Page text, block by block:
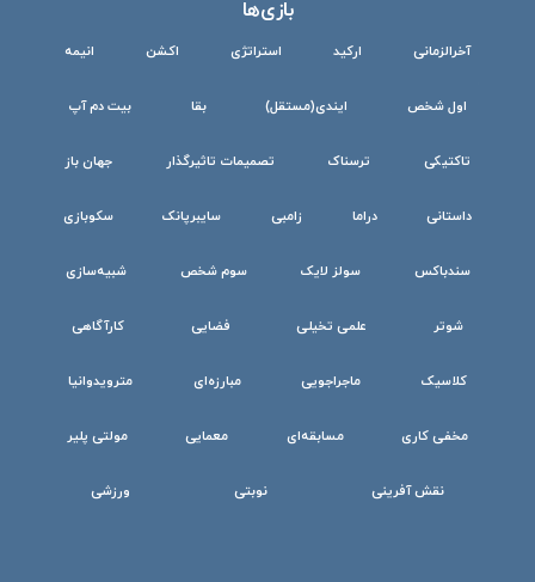
بازی‌ها
آخرالزمانی ارکید استراتژی اکشن انیمه
اول شخص ایندی(مستقل) بقا بیت دم آپ
تاکتیکی ترسناک تصمیمات تاثیرگذار جهان باز
داستانی دراما زامبی سایبرپانک سکوبازی
سندباکس سولز لایک سوم شخص شبیه‌سازی
شوتر علمی تخیلی فضایی کارآگاهی
کلاسیک ماجراجویی مبارزه‌ای مترویدوانیا
مخفی کاری مسابقه‌ای معمایی مولتی پلیر
نقش آفرینی نوبتی ورزشی